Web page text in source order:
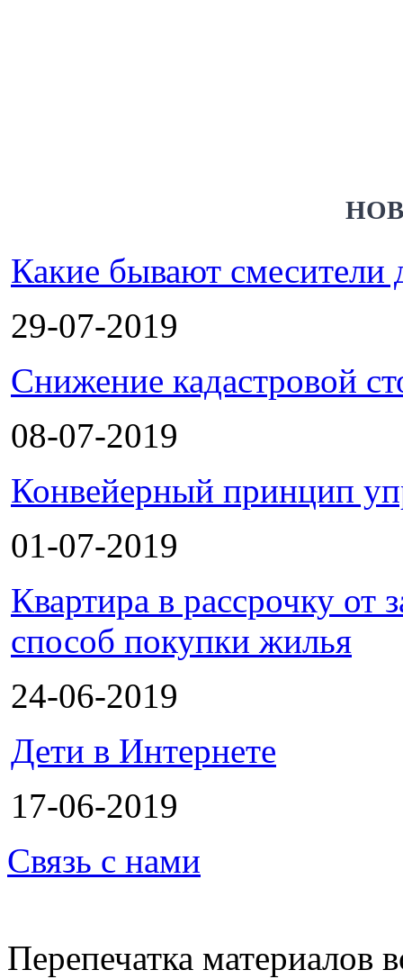
Какие бывают смесители
29-07-2019
Снижение кадастровой
08-07-2019
Конвейерный принцип
01-07-2019
Квартира в рассрочку
способ покупки жилья
24-06-2019
Дети в Интернете
17-06-2019
Связь с нами
Перепечатка материалов